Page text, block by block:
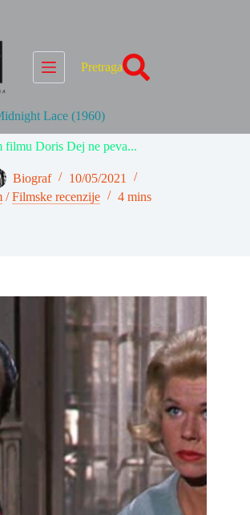
Pretraga
Lace (1960)
filmu Doris Dej ne peva...
Biograf
10/05/2021
/Filmske recenzije 4 mins